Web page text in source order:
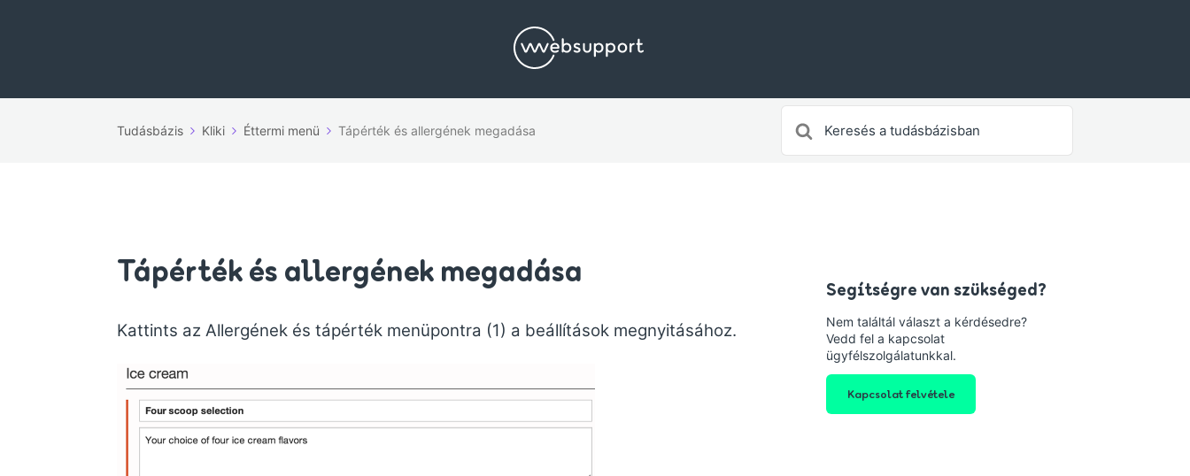
Tudásbázis Kliki Éttermi menü Tápérték és allergének megadása
For
Tápérték és allergének megadása
Kattints az Allergének és tápérték menüpontra (1) a beállítások megnyitásához.
Segítségre van szükséged?
Nem találtál választ a kérdésedre?
Vedd fel a kapcsolat
ügyfélszolgálatunkkal.
Kapcsolat felvétele